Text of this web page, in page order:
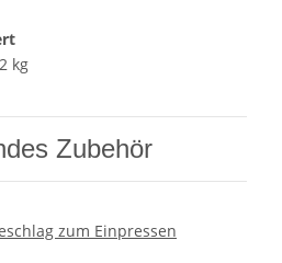
kg
Zubehör